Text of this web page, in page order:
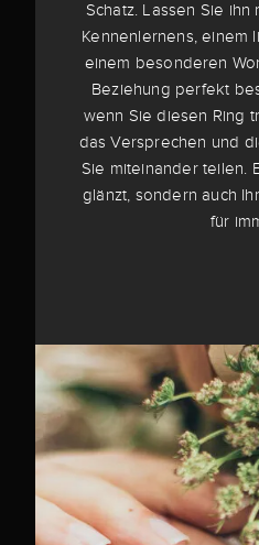
Schatz. Lassen Sie ihn
Kennenlernens, einem
einem besonderen
Beziehung perfekt
wenn Sie diesen Ring
das Versprechen und
Sie miteinander teilen.
glänzt, sondern auch
für